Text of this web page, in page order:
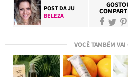
POST DAJU
BELEZA
VOCÊ TAMBÉM VAI